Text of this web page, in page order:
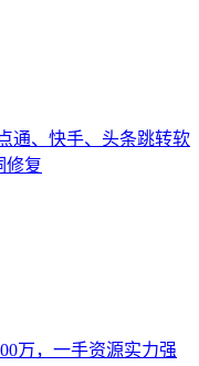
通、快手、头条跳转软
修复
万，一手资源实力强